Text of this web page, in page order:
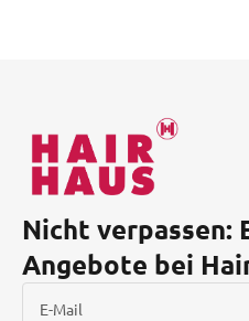
Nicht verpassen:
Angebote bei
E-Mail